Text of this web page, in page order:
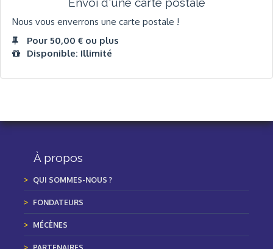
Nous vous enverrons une carte postale !
Pour 50,00 € ou plus
Disponible: Illimité
À propos
QUI SOMMES-NOUS ?
FONDATEURS
MÉCÈNES